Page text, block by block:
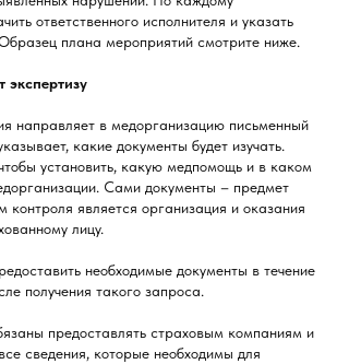
ответственного исполнителя и указать
плана мероприятий смотрите ниже.
направляет в медорганизацию письменный
какие документы будет изучать.
установить, какую медпомощь и в каком
Сами документы – предмет
контроля является организация и оказания
лицу.
необходимые документы в течение
получения такого запроса.
предоставлять страховым компаниям и
которые необходимы для